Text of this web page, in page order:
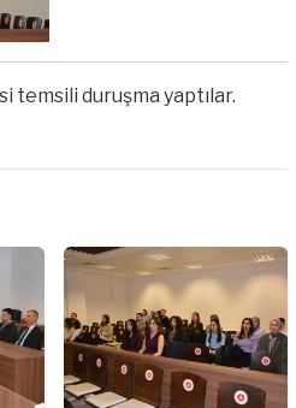
temsili duruşma yaptılar.